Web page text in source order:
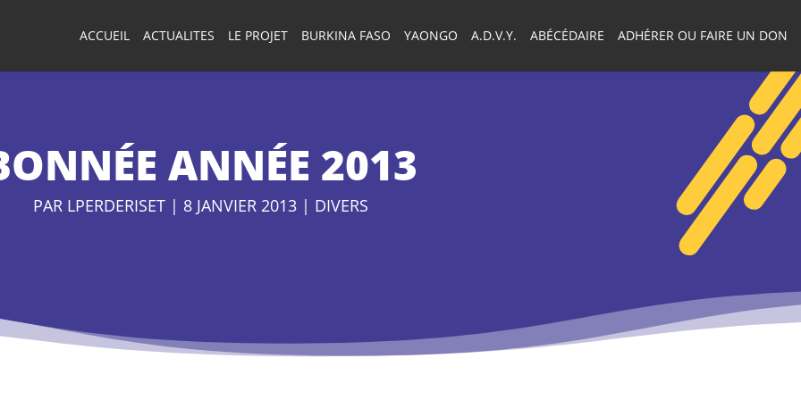
ACCUEIL ACTUALITES LE PROJET BURKINA FASO YAONGO A.D.V.Y. ABÉCÉDAIRE ADHÉRER OU FAIRE UN DON
ANNÉE 2013
PAR LPERDERISET| 8 JANVIER 2013| DIVERS